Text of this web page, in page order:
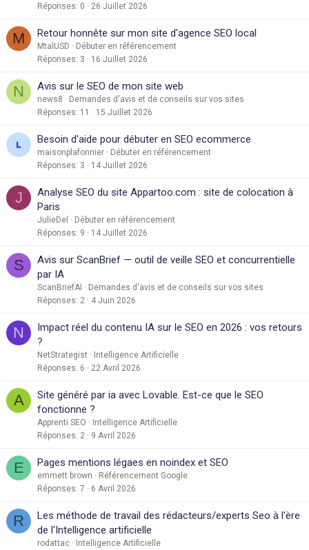
Réponses 0 26 Juillet 2026
M Retour honnête sur mon site d'agence SEO local
MtalUSD
Débuter en référencement
Réponses 3 16 Juillet 2026
N Avis sur le SEO de mon site web
news8
Demandes d'avis et de conseils sur vos sites
Réponses 11 15 Juillet 2026
Besoin d'aide pour débuter en SEO ecommerce
maisonplafonnier
Débuter en référencement
Réponses 3 14 Juillet 2026
J
Analyse SEO du site Appartoo.com : site de colocation à
Paris
JulieDel
Débuter en référencement
Réponses 9 14 Juillet 2026
S
Avis sur ScanBrief — outil de veille SEO et concurrentielle
par IA
ScanBriefAI
Demandes d'avis et de conseils sur vos sites
Réponses 2 4 Juin 2026
N
Impact réel du contenu IA sur le SEO en 2026 : vos retours
?
NetStrategist
Intelligence Artificielle
Réponses 6 22 Avril 2026
A
Site généré par ia avec Lovable. Est-ce que le SEO
fonctionne ?
Apprenti SEO
Intelligence Artificielle
Réponses 2 9 Avril 2026
E Pages mentions légaes en noindex et SEO
emmett brown
Référencement Google
Réponses 7 6 Avril 2026
R
Les méthode de travail des rédacteurs/experts Seo à l'ère
de l'Intelligence artificielle
rodattac
Intelligence Artificielle